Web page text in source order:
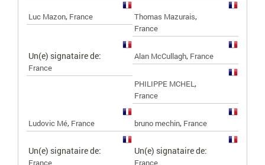
Luc Mazon, France Thomas Mazurais,
France
Un(e) signataire de:
France
Alan McCullagh, France
PHILIPPE MCHEL ,
France
Ludovic Mé, France bruno mechin, France
Un(e) signataire de:
France
Un(e) signataire de:
France